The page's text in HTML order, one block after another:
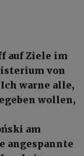
auf Ziele im
von
warne alle,
wollen,
am
angespannte